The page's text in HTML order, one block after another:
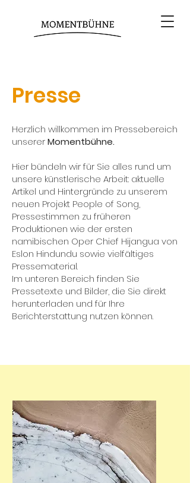
Presse
Herzlich willkommen im Pressebereich
unsererMomentbühne.
Hier bündeln wir für Sie alles rund um
unsere künstlerische Arbeit: aktuelle
Artikel und Hintergründe zu unserem
neuen Projekt People of Song,
Pressestimmen zu früheren
Produktionen wie der ersten
namibischen Oper Chief Hijangua von
Eslon Hindundu sowie vielfältiges
Pressematerial.
Im unteren Bereich finden Sie
Pressetexte und Bilder, die Sie direkt
herunterladen und für Ihre
Berichterstattung nutzen können.